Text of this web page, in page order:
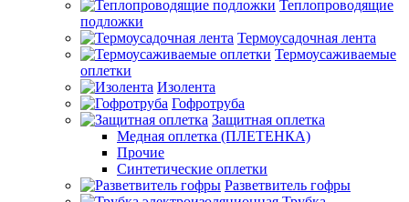
Теплопроводящие
подложки
Термоусадочная лента
Термоусаживаемые
оплетки
Изолента
Гофротруба
Защитная оплетка
Медная оплетка (ПЛЕТЕНКА)
Прочие
Синтетические оплетки
Разветвитель гофры